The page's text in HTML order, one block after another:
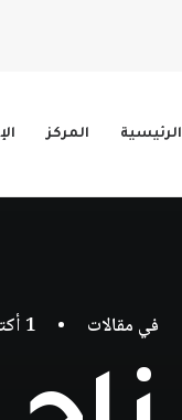
الرئيسية المركز
في مقالات • 1 أكتوبر، 2020